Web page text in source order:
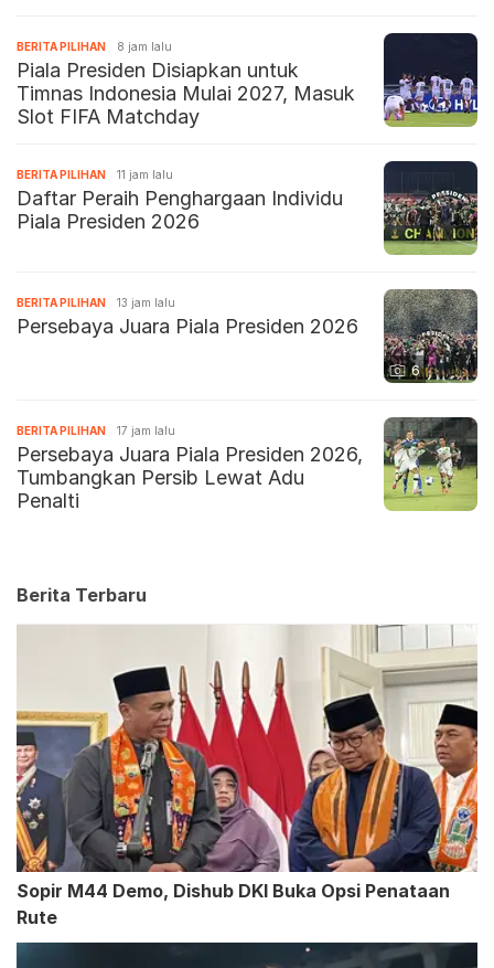
BERITA PILIHAN 8 jam lalu
Piala Presiden Disiapkan untuk
Timnas Indonesia Mulai 2027, Masuk
Slot FIFA Matchday
BERITA PILIHAN 11 jam lalu
Daftar Peraih Penghargaan Individu
Piala Presiden 2026
6
BERITA PILIHAN 13 jam lalu
Persebaya Juara Piala Presiden 2026
BERITA PILIHAN 17 jam lalu
Persebaya Juara Piala Presiden 2026,
Tumbangkan Persib Lewat Adu
Penalti
Berita Terbaru
Sopir M44 Demo, Dishub DKI Buka Opsi Penataan
Rute